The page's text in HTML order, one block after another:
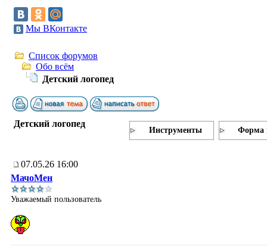
Мы ВКонтакте
Список форумов
Обо всём
Детский логопед
Детский логопед
Инструменты Форма
07.05.26 16:00
МачоМен
Уважаемый пользователь